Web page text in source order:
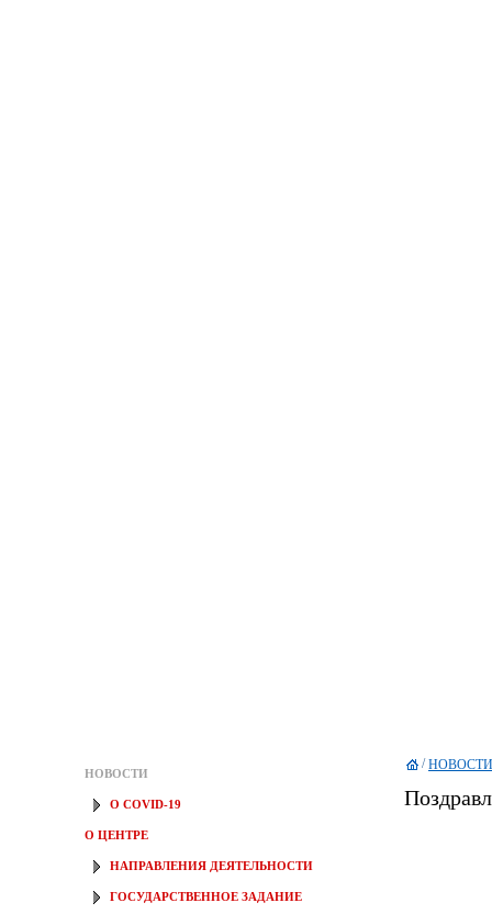
НОВОСТИ
О COVID-19
О ЦЕНТРЕ
НАПРАВЛЕНИЯ ДЕЯТЕЛЬНОСТИ
ГОСУДАРСТВЕННОЕ ЗАДАНИЕ
/НОВОСТИ